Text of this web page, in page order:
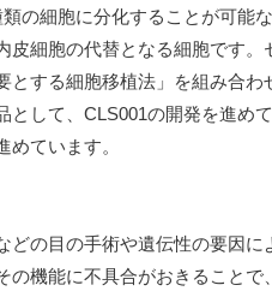
の細胞に分化することが可能
皮細胞の代替となる細胞です
とする細胞移植法」を組み合
として、CLS001の開発を進め
ています。
どの目の手術や遺伝性の要因
の機能に不具合がおきること